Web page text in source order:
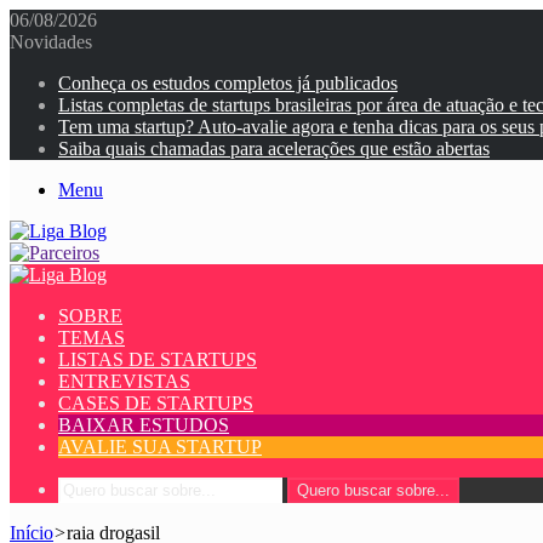
06/08/2026
Novidades
Conheça os estudos completos já publicados
Listas completas de startups brasileiras por área de atuação e
Tem uma startup? Auto-avalie agora e tenha dicas para os seus
Saiba quais chamadas para acelerações que estão abertas
Menu
SOBRE
TEMAS
LISTAS DE STARTUPS
ENTREVISTAS
CASES DE STARTUPS
BAIXAR ESTUDOS
AVALIE SUA STARTUP
Quero buscar sobre...
Início>raia drogasil